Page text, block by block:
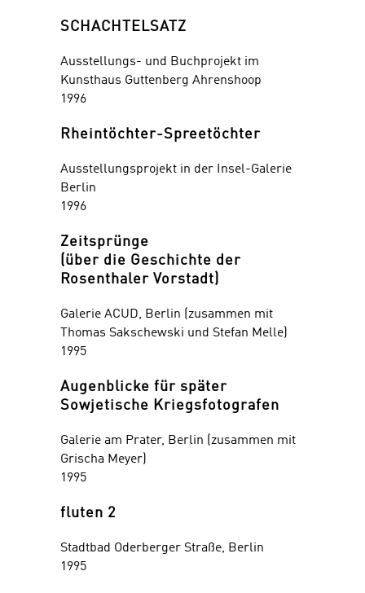
SCHACHTELSATZ
Ausstellungs- und Buchprojekt im
Kunsthaus Guttenberg Ahrenshoop
1996
Rheintöchter-Spreetöchter
Ausstellungsprojekt in der Insel-Galerie
Berlin
1996
Zeitsprünge
(über die Geschichte der
Rosenthaler Vorstadt)
Galerie ACUD, Berlin (zusammen mit
Thomas Sakschewski und Stefan Melle)
1995
Augenblicke für später
Sowjetische Kriegsfotografen
Galerie am Prater, Berlin (zusammen mit
Grischa Meyer)
1995
fluten 2
Stadtbad Oderberger Straße, Berlin
1995